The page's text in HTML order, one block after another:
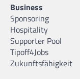
Business
Sponsoring
Hospitality
Supporter Pool
Tipoff4Jobs
Zukunftsfähigkeit